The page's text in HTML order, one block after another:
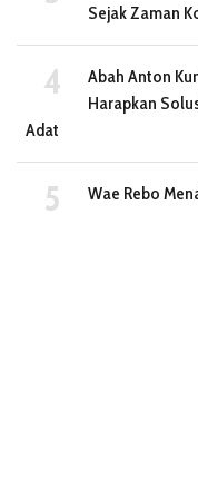
Sejak Zaman
Abah Anton
Harapkan
Adat
Wae Rebo